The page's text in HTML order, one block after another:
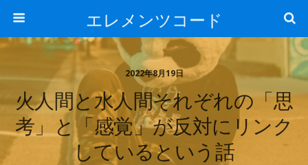
エレメンツコード
2022年8月19日
火人間と水人間それぞれの「思
考」と「感覚」が反対にリンク
しているという話